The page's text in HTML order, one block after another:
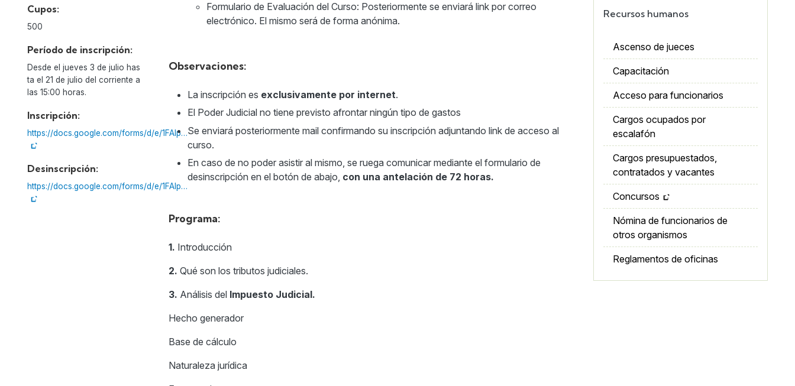
Cupos:
500
Período de inscripción:
Desde el jueves 3 de julio has
ta el 21 de julio del corriente a
las 15:00 horas.
Inscripción:
https://docs.google.com/forms/d/e/1FAIp…
Desinscripción:
https://docs.google.com/forms/d/e/1FAIp…
Formulario de Evaluación del Curso: Posteriormente se enviará link por correo
electrónico. El mismo será de forma anónima.
Observaciones:
La inscripción es exclusivamente por internet.
El Poder Judicial no tiene previsto afrontar ningún tipo de gastos
Se enviará posteriormente mail confirmando su inscripción adjuntando link de acceso al
curso.
En caso de no poder asistir al mismo, se ruega comunicar mediante el formulario de
desinscripción en el botón de abajo, con una antelación de 72 horas.
Programa:
1. Introducción
2. Qué son los tributos judiciales.
3. Análisis del Impuesto Judicial.
Hecho generador
Base de cálculo
Naturaleza jurídica
Recursos humanos
Ascenso de jueces
Capacitación
Acceso para funcionarios
Cargos ocupados por
escalafón
Cargos presupuestados,
contratados y vacantes
Concursos
Nómina de funcionarios de
otros organismos
Reglamentos de oficinas